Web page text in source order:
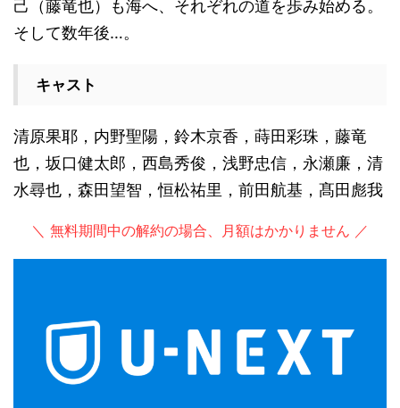
己（藤竜也）も海へ、それぞれの道を歩み始める。
そして数年後…。
キャスト
清原果耶，内野聖陽，鈴木京香，蒔田彩珠，藤竜
也，坂口健太郎，西島秀俊，浅野忠信，永瀬廉，清
水尋也，森田望智，恒松祐里，前田航基，髙田彪我
＼ 無料期間中の解約の場合、月額はかかりません ／